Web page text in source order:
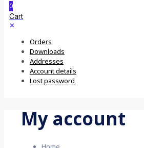
0
Cart
✕
Orders
Downloads
Addresses
Account details
Lost password
My account